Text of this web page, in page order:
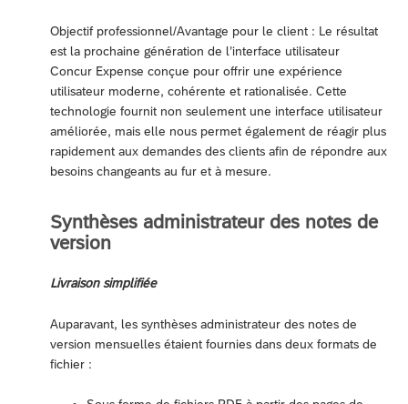
Objectif professionnel/Avantage pour le client : Le résultat
est la prochaine génération de l’interface utilisateur
Concur Expense conçue pour offrir une expérience
utilisateur moderne, cohérente et rationalisée. Cette
technologie fournit non seulement une interface utilisateur
améliorée, mais elle nous permet également de réagir plus
rapidement aux demandes des clients afin de répondre aux
besoins changeants au fur et à mesure.
Synthèses administrateur des notes de
version
Livraison simplifiée
Auparavant, les synthèses administrateur des notes de
version mensuelles étaient fournies dans deux formats de
fichier :